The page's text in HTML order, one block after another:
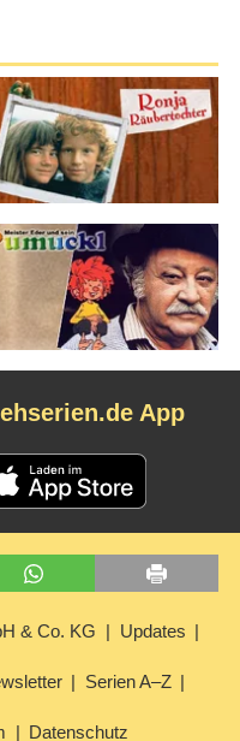
App
& Co. KG Updates
Serien A–Z
Datenschutz